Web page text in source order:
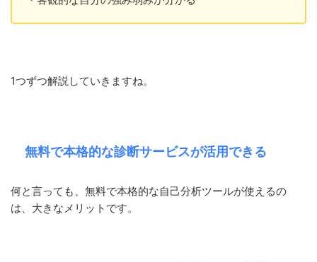
1つずつ解説していきますね。
無料で本格的な診断サービスが活用できる
何と言っても、無料で本格的な自己分析ツールが使えるの
は、大きなメリットです。